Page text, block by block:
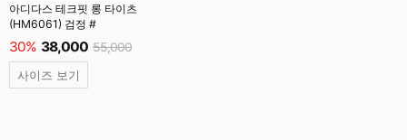
아디다스 테크핏 롱 타이츠
(HM6061) 검정 #
30% 38,000 55,000
사이즈 보기